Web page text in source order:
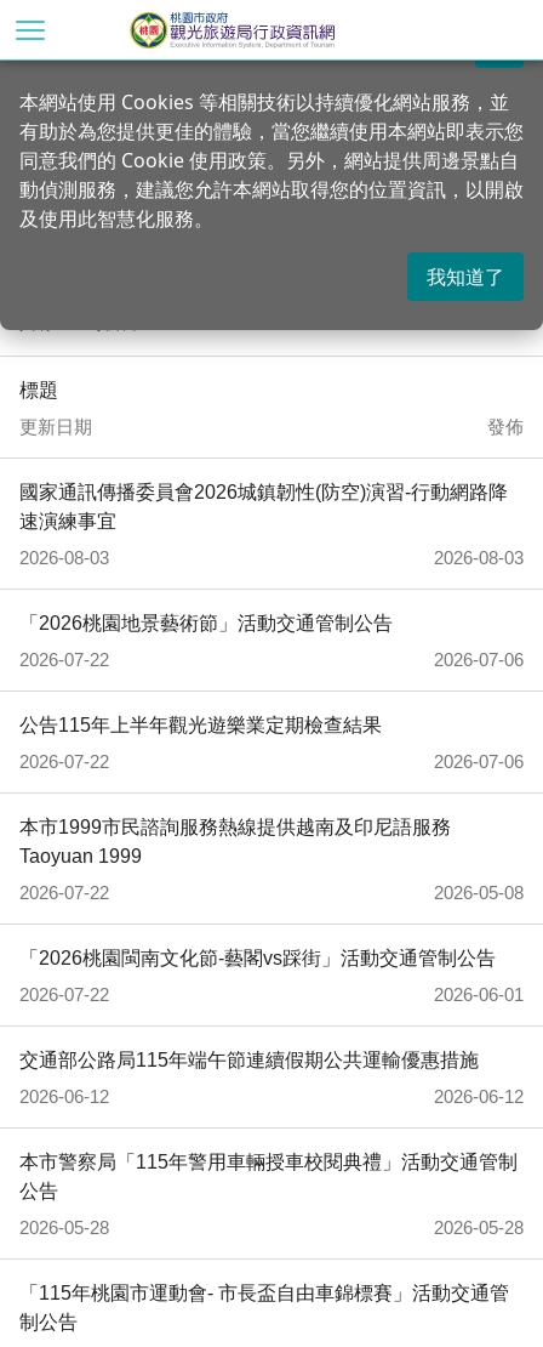
到
首頁 行政公告
公告訊息
標題
更新日期
發佈
國家通訊傳播委員會2026城鎮韌性(防空)演習-行動網路降
速演練事宜
2026-08-03
2026-08-03
「2026桃園地景藝術節」活動交通管制公告
2026-07-22
2026-07-06
公告115年上半年觀光遊樂業定期檢查結果
2026-07-22
2026-07-06
本市1999市民諮詢服務熱線提供越南及印尼語服務
Taoyuan 1999
2026-07-22
2026-05-08
「2026桃園閩南文化節-藝閣vs踩街」活動交通管制公告
2026-07-22
2026-06-01
交通部公路局115年端午節連續假期公共運輸優惠措施
2026-06-12
2026-06-12
本市警察局「115年警用車輛授車校閱典禮」活動交通管制
公告
2026-05-28
2026-05-28
「115年桃園市運動會- 市長盃自由車錦標賽」活動交通管
制公告
關閉
本網站使用 Cookies 等相關技術以持續優化網站服務，並
有助於為您提供更佳的體驗，當您繼續使用本網站即表示您
同意我們的 Cookie 使用政策。另外，網站提供周邊景點自
動偵測服務，建議您允許本網站取得您的位置資訊，以開啟
及使用此智慧化服務。
我知道了